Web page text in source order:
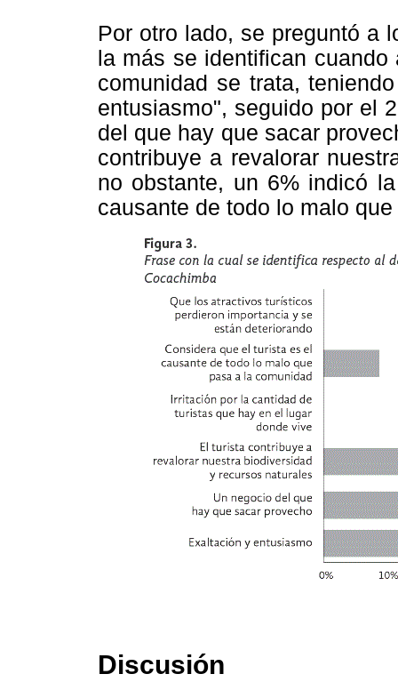
Por otro lado, se preguntó a
la más se identifican
comunidad se trata,
entusiasmo", seguido por el
del que hay que sacar
contribuye a revalorar
no obstante, un 6% indicó
causante de todo lo malo
Discusión